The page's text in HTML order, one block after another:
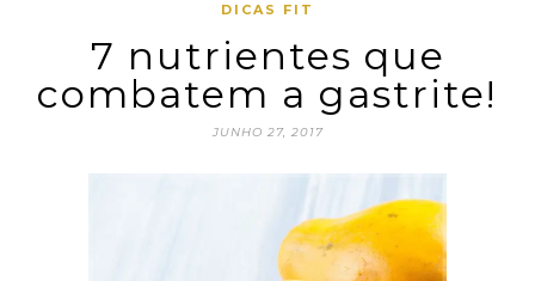
DICAS FIT
7 nutrientes que
combatem a gastrite!
JUNHO 27, 2017